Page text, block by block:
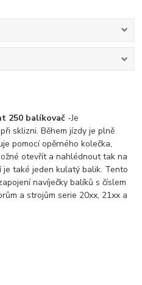
250 balíkovač -Je
sklizni. Během jízdy je plně
pomocí opěrného kolečka,
otevřít a nahlédnout tak na
je také jeden kulatý balik. Tento
navíječky balíků s číslem
a strojům serie 20xx, 21xx a